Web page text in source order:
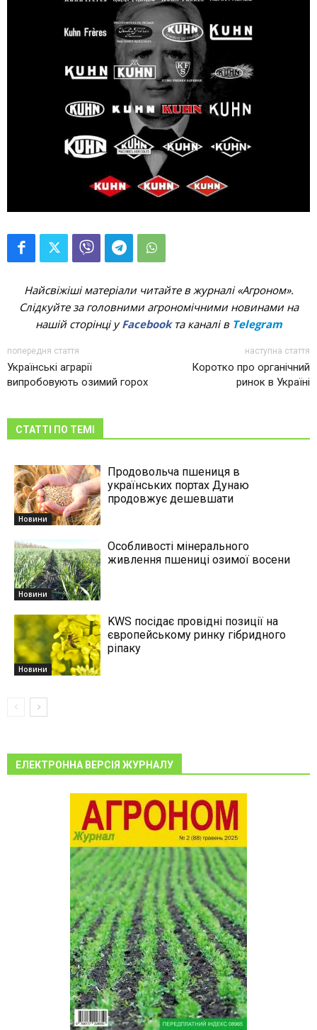
Найсвіжіші матеріали читайте в журналі «Агроном».
Слідкуйте за головними агрономічними новинами на
нашій сторінці уFacebookта каналі в Telegram
попередня стаття
Українські аграрії
випробовують озимий горох
наступна стаття
Коротко про органічний
ринок в Україні
СТАТТІ ПО ТЕМІ
Новини
Продовольча пшениця в
українських портах Дунаю
продовжує дешевшати
Новини
Особливості мінерального
живлення пшениці озимої восени
Новини
KWS посідає провідні позиції на
європейському ринку гібридного
ріпаку
ЕЛЕКТРОННА ВЕРСІЯ ЖУРНАЛУ